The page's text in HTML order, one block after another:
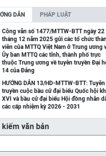
Việt Nam tỉnh Quảng
Việt Nam tỉnh Cao Bằng
UBMTTQ Việt Nam tỉnh Lạng Sơn
UBMTTQ Việt Nam tỉnh Lai Châu
UBMTTQ Việt Nam tỉnh Điện Biên
UBMTTQ Việt Nam tỉnh Sơn La
UBMTTQ Việt Nam tỉnh Thanh Hóa
Việt Nam tỉnh Nghệ An
DẪN PHÁP LUẬT
Công văn số 1477/MTTW-BTT ngày 22
tháng 12 năm 2025 gửi các tổ chức
viên của MTTQ Việt Nam ở Trung ương
Ủy ban MTTQ các tỉnh, thành phố trực
thuộc Trung ương về tuyên truyền Đại
14 của Đảng
HƯỚNG DẪN 13/HD-MTTW-BTT: Tuyên
truyền cuộc bầu cử đại biểu Quốc hội
XVI và bầu cử đại biểu Hội đồng nhân
các cấp nhiệm kỳ 2026 - 2031
kiếm văn bản